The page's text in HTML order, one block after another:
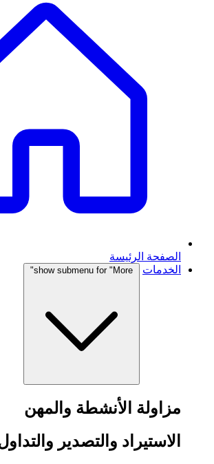
الصفحة الرئيسة
الخدمات
show submenu for "More"
مزاولة الأنشطة والمهن
الاستيراد والتصدير